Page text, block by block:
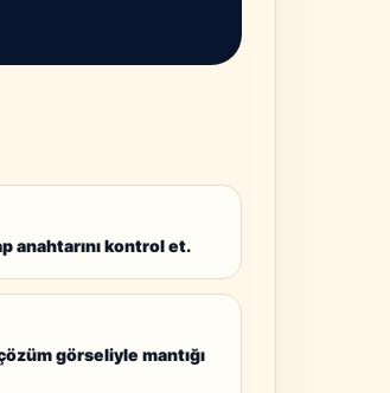
anahtarını kontrol et.
görseliyle mantığı